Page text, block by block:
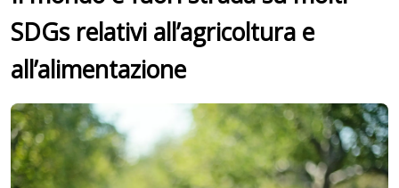
SDGs relativi all’agricoltura e
all’alimentazione